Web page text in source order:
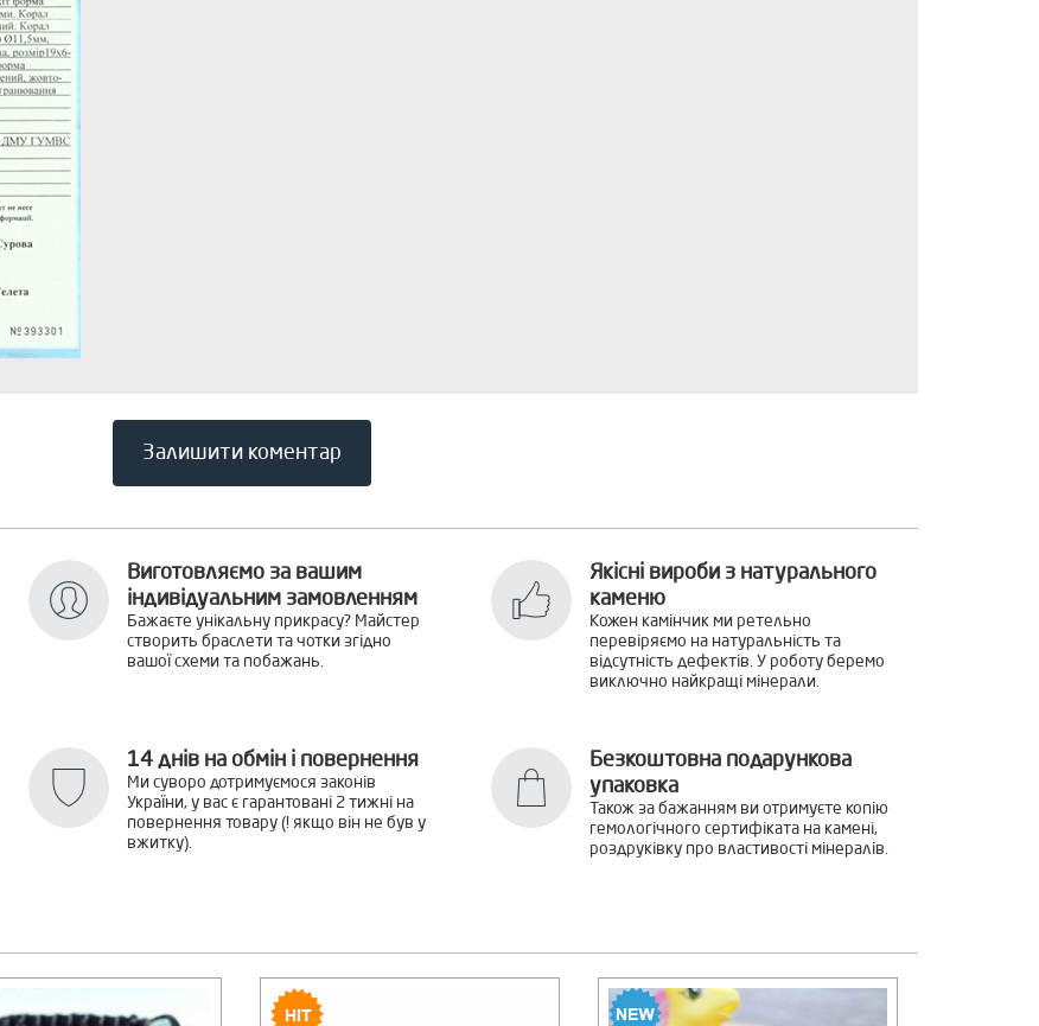
Залишити коментар
Виготовляємо за вашим
індивідуальним замовленням
Бажаєте унікальну прикрасу? Майстер
створить браслети та чотки згідно
вашої схеми та побажань.
Якісні вироби з натурального
каменю
Кожен камінчик ми ретельно
перевіряємо на натуральність та
відсутність дефектів. У роботу беремо
виключно найкращі мінерали.
14 днів на обмін і повернення
Ми суворо дотримуємося законів
України, у вас є гарантовані 2 тижні на
повернення товару (! якщо він не був у
вжитку).
Безкоштовна подарункова
упаковка
Також за бажанням ви отримуєте копію
гемологічного сертифіката на камені,
роздруківку про властивості мінералів.